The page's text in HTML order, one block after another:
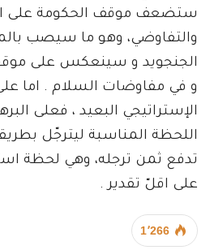
ستضعف موقف الحكومة على
والتفاوضي، وهو ما سيصب
الجنجويد و سينعكس على
و في مفاوضات السلام . اما
الإستراتيجي البعيد ، فعلى
اللحظة المناسبة ليترجّل
تدفع ثمن ترجله، وهي لحظة
على اقلّ تقدير .
1٬266